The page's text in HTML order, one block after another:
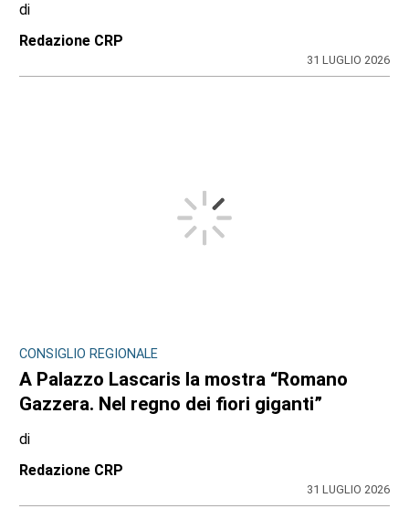
di
Redazione CRP
31 LUGLIO 2026
CONSIGLIO REGIONALE
A Palazzo Lascaris la mostra “Romano
Gazzera. Nel regno dei fiori giganti”
di
Redazione CRP
31 LUGLIO 2026